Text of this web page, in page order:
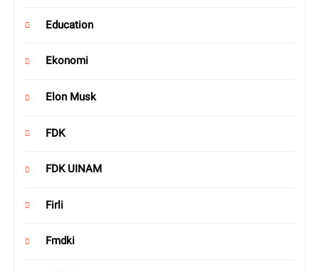
Education
Ekonomi
Elon Musk
FDK
FDK UINAM
Firli
Fmdki